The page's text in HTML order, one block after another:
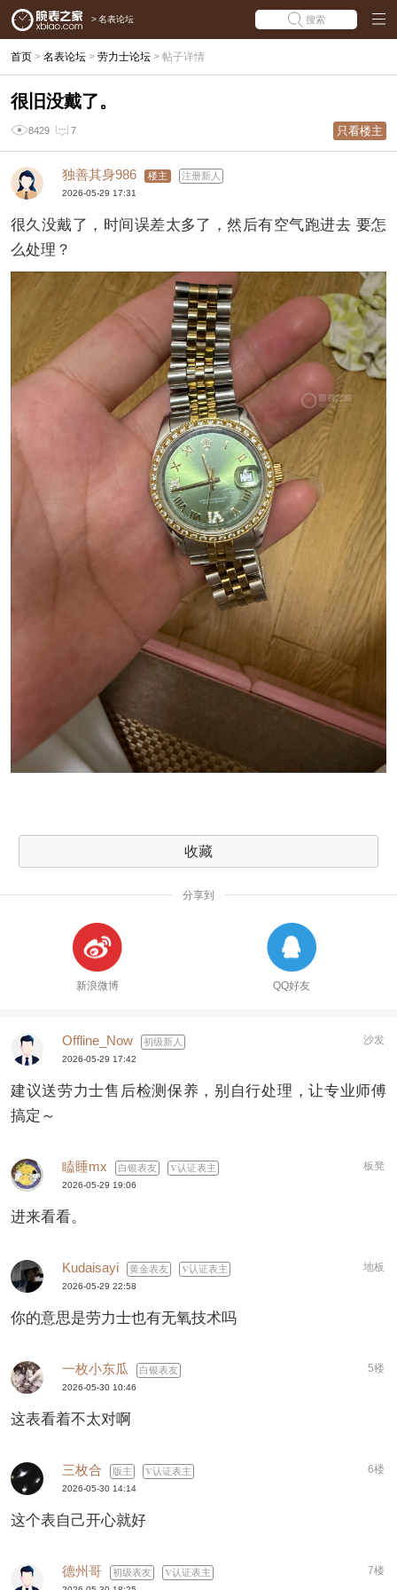
> 名表论坛 搜索
首页 > 名表论坛 > 劳力士论坛 > 帖子详情
很旧没戴了。
8429 7 只看楼主
独善其身986 楼主 注册新人
2026-05-29 17:31
很久没戴了，时间误差太多了，然后有空气跑进去 要怎
么处理？
收藏
分享到
新浪微博 QQ好友
Offline_Now 初级新人 沙发
2026-05-29 17:42
建议送劳力士售后检测保养，别自行处理，让专业师傅
搞定～
瞌睡mx 白银表友 认证表主 板凳
2026-05-29 19:06
进来看看。
Kudaisayi 黄金表友 认证表主 地板
2026-05-29 22:58
你的意思是劳力士也有无氧技术吗
一枚小东瓜 白银表友 5楼
2026-05-30 10:46
这表看着不太对啊
三枚合 版主 认证表主 6楼
2026-05-30 14:14
这个表自己开心就好
德州哥 初级表友 认证表主 7楼